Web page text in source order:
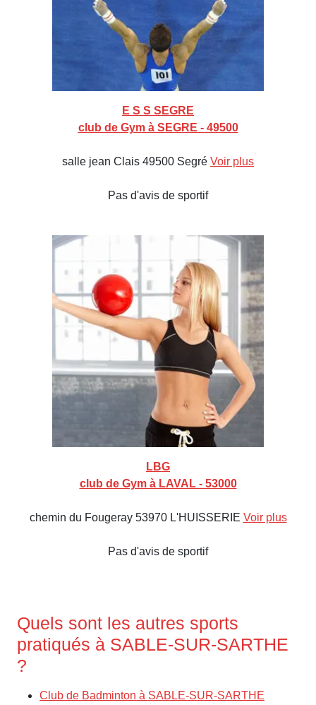
E S S SEGRE
club de Gym à SEGRE - 49500
salle jean Clais 49500 Segré Voir plus
Pas d'avis de sportif
LBG
club de Gym à LAVAL - 53000
chemin du Fougeray 53970 L'HUISSERIE Voir plus
Pas d'avis de sportif
Quels sont les autres sports
pratiqués à SABLE-SUR-SARTHE
?
Club de Badminton à SABLE-SUR-SARTHE